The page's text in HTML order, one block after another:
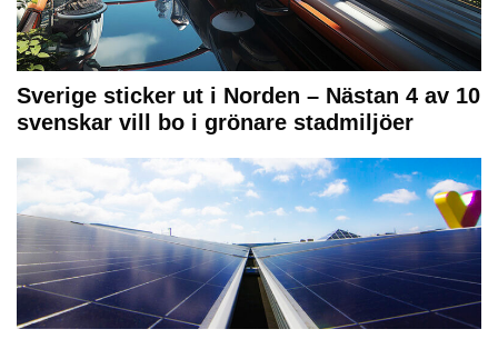
Sverige sticker ut i Norden – Nästan 4 av 10
svenskar vill bo i grönare stadmiljöer